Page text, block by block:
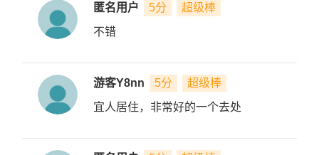
匿名用户 5分
超级棒
不错
游客Y8nn 5分
超级棒
宜人居住，非常好的一个去处